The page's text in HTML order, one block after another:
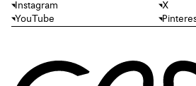
Instagram
X
YouTube